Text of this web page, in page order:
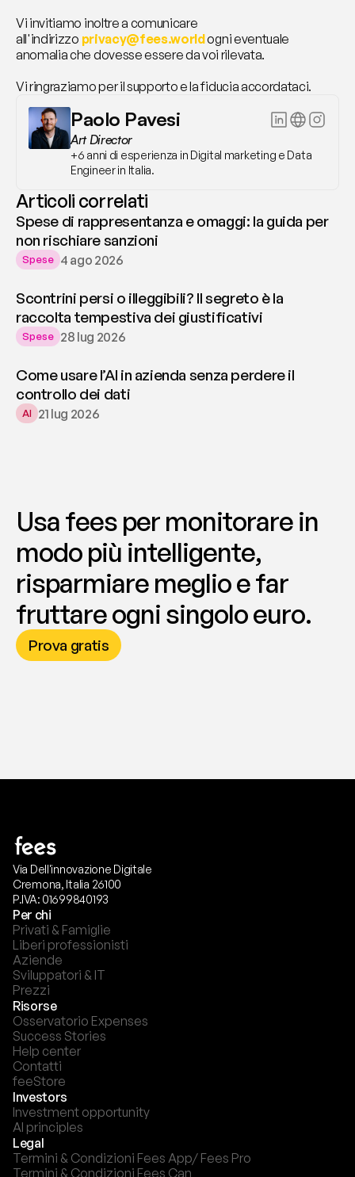
Vi invitiamo inoltre a comunicare
all'indirizzo privacy@fees.world ogni eventuale
anomalia che dovesse essere da voi rilevata.
Vi ringraziamo per il supporto e la fiducia accordataci.
Paolo Pavesi
Art Director
+6 anni di esperienza in Digital marketing e Data
Engineer in Italia.
Articoli correlati
Spese di rappresentanza e omaggi: la guida per
non rischiare sanzioni
Spese 4 ago 2026
Scontrini persi o illeggibili? Il segreto è la
raccolta tempestiva dei giustificativi
Spese 28 lug 2026
Come usare l’AI in azienda senza perdere il
controllo dei dati
AI 21 lug 2026
Usa fees per monitorare in
modo più intelligente,
risparmiare meglio e far
fruttare ogni singolo euro.
Prova gratis
Via Dell'innovazione Digitale
Cremona, Italia 26100
P.IVA: 01699840193
Per chi
Privati & Famiglie
Liberi professionisti
Aziende
Sviluppatori & IT
Prezzi
Risorse
Osservatorio Expenses
Success Stories
Help center
Contatti
feeStore
Investors
Investment opportunity
AI principles
Legal
Termini & Condizioni Fees App/ Fees Pro
Termini & Condizioni Fees Can